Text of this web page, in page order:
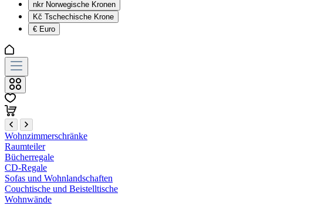
nkr Norwegische Kronen
Kč Tschechische Krone
€ Euro
Wohnzimmerschränke
Raumteiler
Bücherregale
CD-Regale
Sofas und Wohnlandschaften
Couchtische und Beistelltische
Wohnwände